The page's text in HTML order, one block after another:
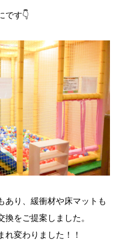
です👇
あり、緩衝材や床マットも
をご提案しました。
変わりました！！